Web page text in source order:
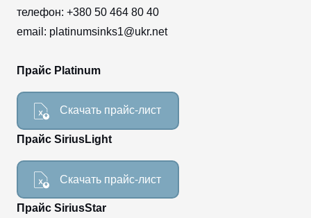
телефон: +380 50 464 80 40
email: platinumsinks1@ukr.net
Прайс Platinum
Скачать прайс-лист
Прайс SiriusLight
Скачать прайс-лист
Прайс SiriusStar